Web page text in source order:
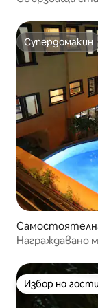
Супердомакин
Супердомакин
Награждавано
Избор на
Избор на